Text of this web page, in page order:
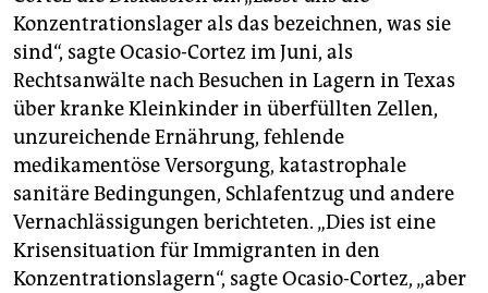
Konzentrationslager als das bezeichnen, was sie
sind“, sagte Ocasio-Cortez im Juni, als
Rechtsanwälte nach Besuchen in Lagern in Texas
über kranke Kleinkinder in überfüllten Zellen,
unzureichende Ernährung, fehlende
medikamentöse Versorgung, katastrophale
sanitäre Bedingungen, Schlafentzug und andere
Vernachlässigungen berichteten. „Dies ist eine
Krisensituation für Immigranten in den
Konzentrationslagern“, sagte Oca­sio-Cortez, „aber